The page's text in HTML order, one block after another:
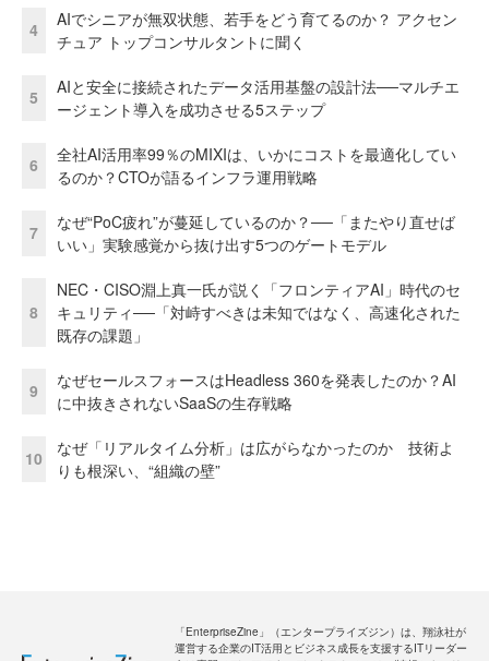
4
AIでシニアが無双状態、若手をどう育てるのか？ アクセン
チュア トップコンサルタントに聞く
5
AIと安全に接続されたデータ活用基盤の設計法──マルチエ
ージェント導入を成功させる5ステップ
6
全社AI活用率99％のMIXIは、いかにコストを最適化してい
るのか？CTOが語るインフラ運用戦略
7
なぜ“PoC疲れ”が蔓延しているのか？──「またやり直せば
いい」実験感覚から抜け出す5つのゲートモデル
8
NEC・CISO淵上真一氏が説く「フロンティアAI」時代のセ
キュリティ──「対峙すべきは未知ではなく、高速化された
既存の課題」
9
なぜセールスフォースはHeadless 360を発表したのか？AI
に中抜きされないSaaSの生存戦略
10
なぜ「リアルタイム分析」は広がらなかったのか 技術よ
りも根深い、“組織の壁”
「EnterpriseZine」（エンタープライズジン）は、翔泳社が
運営する企業のIT活用とビジネス成長を支援するITリーダー